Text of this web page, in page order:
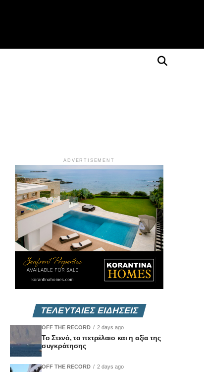
ADVERTISEMENT
ΤΕΛΕΥΤΑΙΕΣ ΕΙΔΗΣΕΙΣ
OFF THE RECORD 2 days ago
Το Στενό, το πετρέλαιο και η αξία της
συγκράτησης
OFF THE RECORD 2 days ago